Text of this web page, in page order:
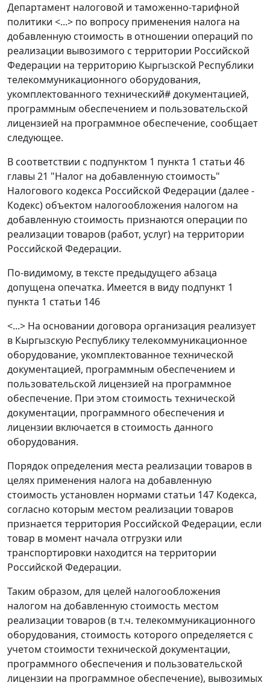
Департамент налоговой и таможенно-тарифной
политики <...> по вопросу применения налога на
добавленную стоимость в отношении операций по
реализации вывозимого с территории Российской
Федерации на территорию Кыргызской Республики
телекоммуникационного оборудования,
укомплектованного технический# документацией,
программным обеспечением и пользовательской
лицензией на программное обеспечение, сообщает
следующее.
В соответствии с подпунктом 1 пункта 1 статьи 46
главы 21 "Налог на добавленную стоимость"
Налогового кодекса Российской Федерации (далее -
Кодекс) объектом налогообложения налогом на
добавленную стоимость признаются операции по
реализации товаров (работ, услуг) на территории
Российской Федерации.
По-видимому, в тексте предыдущего абзаца
допущена опечатка. Имеется в виду подпункт 1
пункта 1 статьи 146
<...> На основании договора организация реализует
в Кыргызскую Республику телекоммуникационное
оборудование, укомплектованное технической
документацией, программным обеспечением и
пользовательской лицензией на программное
обеспечение. При этом стоимость технической
документации, программного обеспечения и
лицензии включается в стоимость данного
оборудования.
Порядок определения места реализации товаров в
целях применения налога на добавленную
стоимость установлен нормами статьи 147 Кодекса,
согласно которым местом реализации товаров
признается территория Российской Федерации, если
товар в момент начала отгрузки или
транспортировки находится на территории
Российской Федерации.
Таким образом, для целей налогообложения
налогом на добавленную стоимость местом
реализации товаров (в т.ч. телекоммуникационного
оборудования, стоимость которого определяется с
учетом стоимости технической документации,
программного обеспечения и пользовательской
лицензии на программное обеспечение), вывозимых